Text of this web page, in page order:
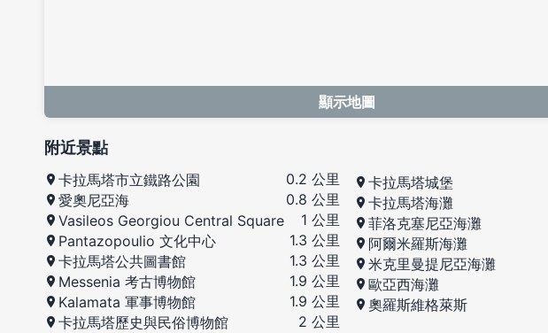
顯示地圖
附近景點
卡拉馬塔市立鐵路公園
0.2 公里
愛奧尼亞海
0.8 公里
Vasileos Georgiou Central Square
1 公里
Pantazopoulio 文化中心
1.3 公里
卡拉馬塔公共圖書館
1.3 公里
Messenia 考古博物館
1.9 公里
Kalamata 軍事博物館
1.9 公里
卡拉馬塔歷史與民俗博物館
2 公里
卡拉馬塔城堡
卡拉馬塔海灘
菲洛克塞尼亞海灘
阿爾米羅斯海灘
米克里曼提尼亞海灘
歐亞西海灘
奧羅斯維格萊斯